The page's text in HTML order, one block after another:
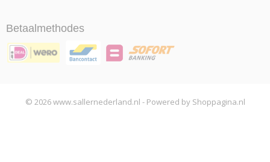
Betaalmethodes
© 2026 www.sallernederland.nl - Powered by Shoppagina.nl